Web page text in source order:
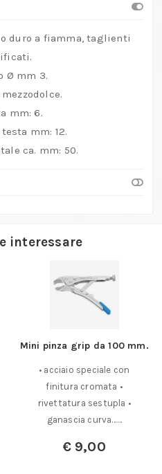
duro a fiamma, taglienti
Ø mm 3.
mm: 6.
mm: 12.
ca. mm: 50.
interessare
Mini pinza grip da 100 mm.
• acciaio speciale con
finitura cromata •
rivettatura sestupla •
ganascia curva……
€9,00